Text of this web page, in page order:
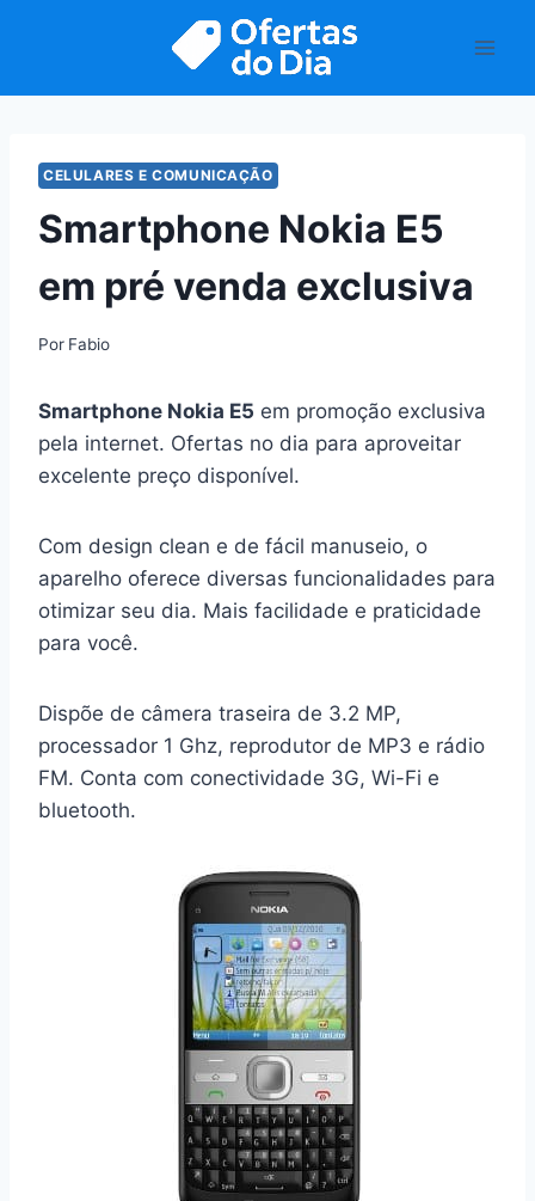
CELULARES E COMUNICAÇÃO
Smartphone Nokia E5
em pré venda exclusiva
Por Fabio
Smartphone Nokia E5 em promoção exclusiva
pela internet. Ofertas no dia para aproveitar
excelente preço disponível.
Com design clean e de fácil manuseio, o
aparelho oferece diversas funcionalidades para
otimizar seu dia. Mais facilidade e praticidade
para você.
Dispõe de câmera traseira de 3.2 MP,
processador 1 Ghz, reprodutor de MP3 e rádio
FM. Conta com conectividade 3G, Wi-Fi e
bluetooth.